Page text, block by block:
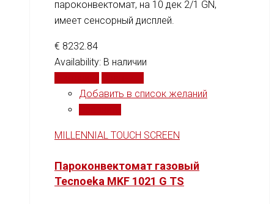
пароконвектомат, на 10 дек 2/1 GN,
имеет сенсорный дисплей.
€ 8232.84
Availability: В наличии
Добавить в список желаний
MILLENNIAL TOUCH SCREEN
Пароконвектомат газовый
Tecnoeka MKF 1021 G TS